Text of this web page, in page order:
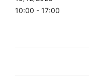
10:00 - 17:00